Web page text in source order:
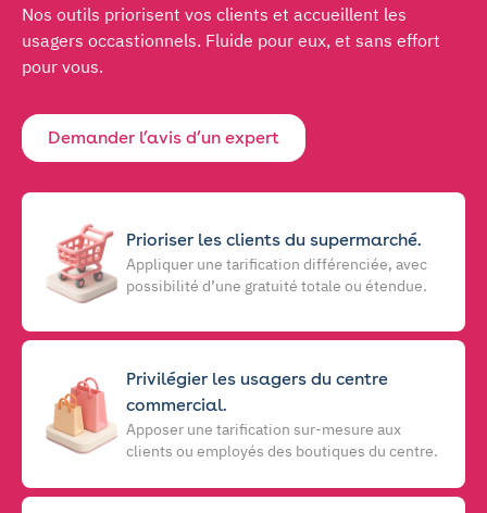
Nos outils priorisent vos clients et accueillent les
usagers occastionnels. Fluide pour eux, et sans effort
pour vous.
Demander l’avis d’un expert
Prioriser les clients du supermarché.
Appliquer une tarification différenciée, avec
possibilité d’une gratuité totale ou étendue.
Privilégier les usagers du centre
commercial.
Apposer une tarification sur-mesure aux
clients ou employés des boutiques du centre.